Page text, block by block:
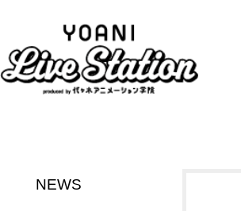
NEWS